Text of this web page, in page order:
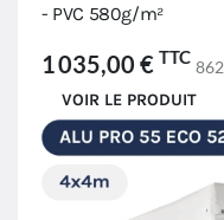
- PVC 580g/m²
1 035,00 € TTC
VOIR LE PRODUIT